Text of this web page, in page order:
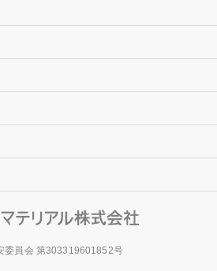
委員会 第303319601852号